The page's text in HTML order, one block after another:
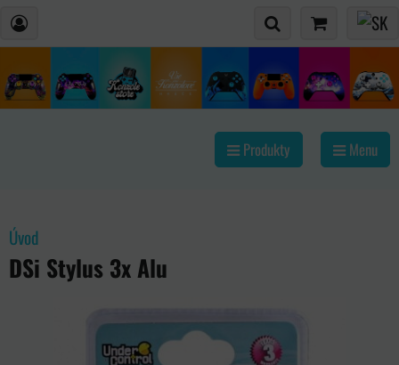
Produkty Menu
Úvod
DSi Stylus 3x Alu